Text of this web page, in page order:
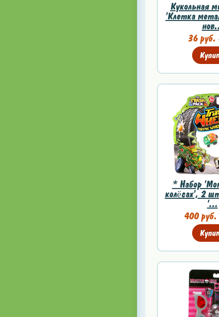
Кукольная
'Клетка
36 руб.
* Набор
колёсах', 2
'...
400 руб.